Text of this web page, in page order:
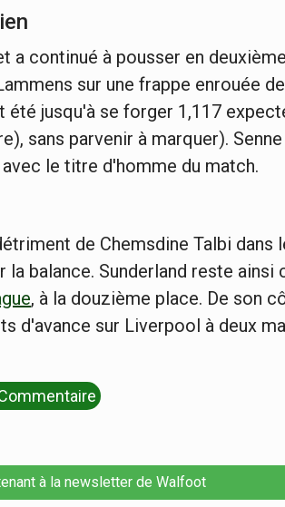
a continué à pousser en
sur une frappe enrouée
été jusqu'à se forger 1,117
sans parvenir à marquer).
le titre d'homme du match.
de Chemsdine Talbi dans
balance. Sunderland reste ainsi
, à la douzième place. De son
d'avance sur Liverpool à deux
à la newsletter de Walfoot